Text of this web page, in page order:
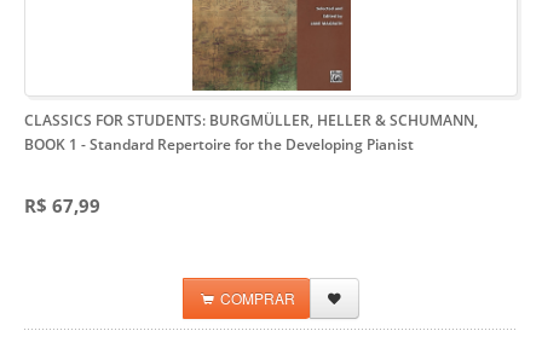
CLASSICS FOR STUDENTS: BURGMÜLLER, HELLER & SCHUMANN,
BOOK 1 - Standard Repertoire for the Developing Pianist
R$ 67,99
COMPRAR